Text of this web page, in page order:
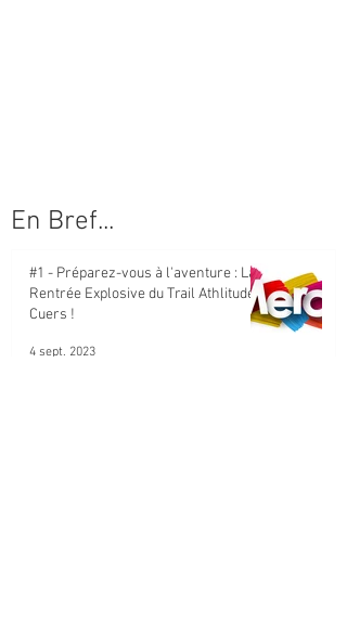
En Bref...
#1 - Préparez-vous à l'aventure : La
Rentrée Explosive du Trail Athlitude
Cuers !
4 sept. 2023